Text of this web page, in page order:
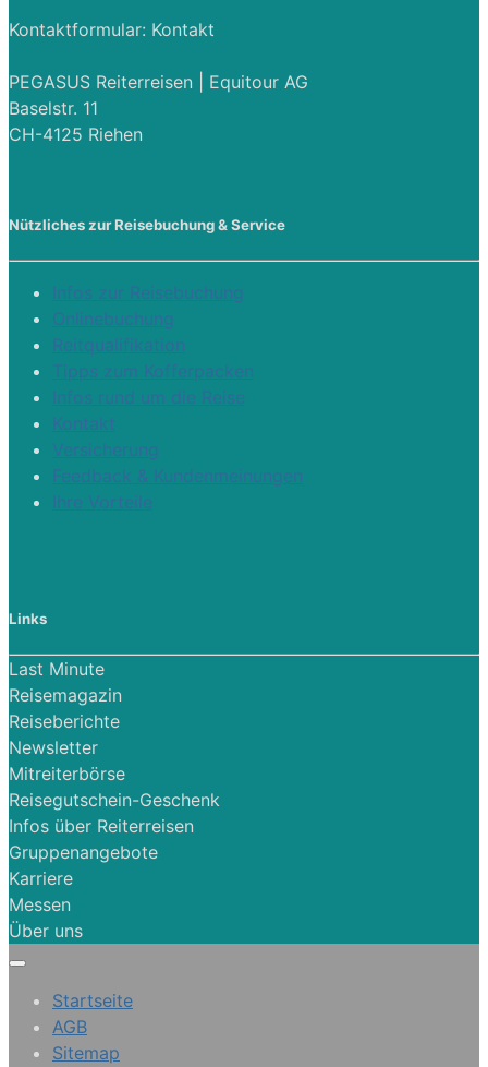
Kontaktformular: Kontakt
PEGASUS Reiterreisen | Equitour AG
Baselstr. 11
CH-4125 Riehen
Nützliches zur Reisebuchung & Service
Infos zur Reisebuchung
Onlinebuchung
Reitqualifikation
Tipps zum Kofferpacken
Infos rund um die Reise
Kontakt
Versicherung
Feedback & Kundenmeinungen
Ihre Vorteile
Links
Last Minute
Reisemagazin
Reiseberichte
Newsletter
Mitreiterbörse
Reisegutschein-Geschenk
Infos über Reiterreisen
Gruppenangebote
Karriere
Messen
Über uns
Startseite
AGB
Sitemap